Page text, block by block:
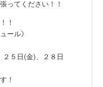
ってください！！
！
ール》
５日(金)、２８日
！